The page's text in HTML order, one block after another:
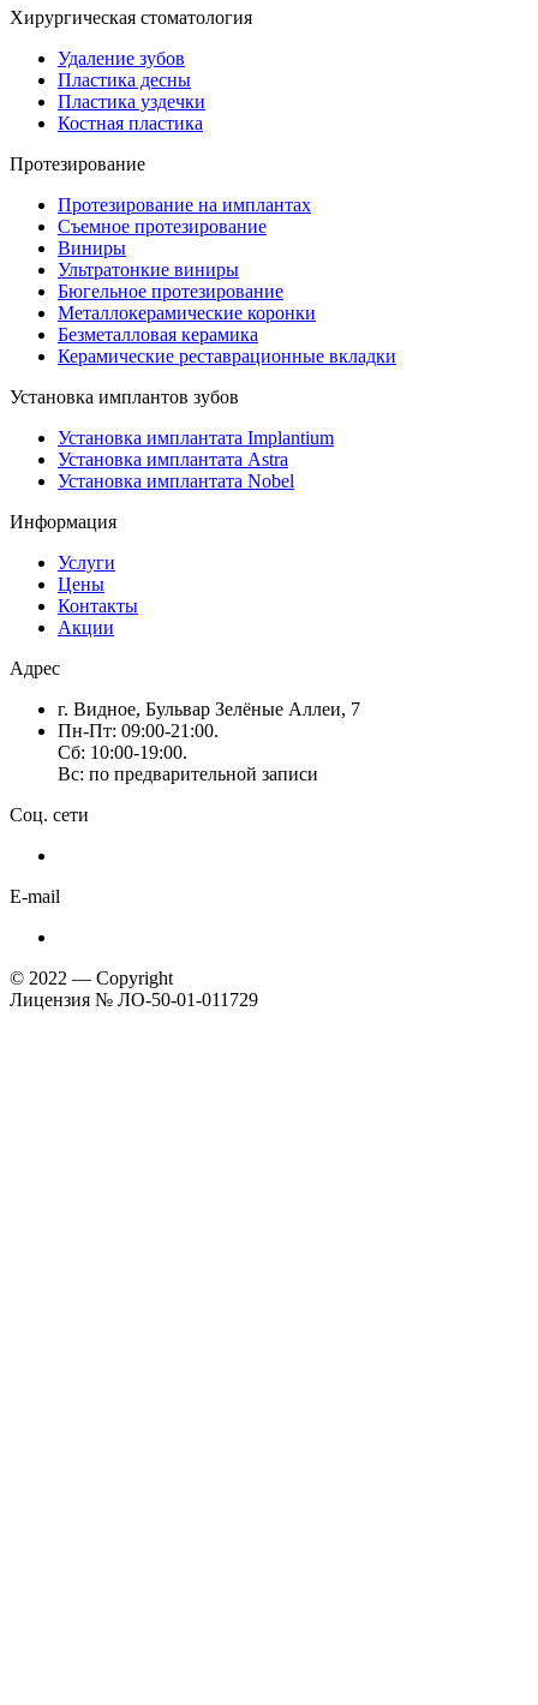
Хирургическая стоматология
Удаление зубов
Пластика десны
Пластика уздечки
Костная пластика
Протезирование
Протезирование на имплантах
Съемное протезирование
Виниры
Ультратонкие виниры
Бюгельное протезирование
Металлокерамические коронки
Безметалловая керамика
Керамические реставрационные вкладки
Установка имплантов зубов
Установка имплантата Implantium
Установка имплантата Astra
Установка имплантата Nobel
Информация
Услуги
Цены
Контакты
Акции
Адрес
г. Видное, Бульвар Зелёные Аллеи, 7
Пн-Пт: 09:00-21:00.
Сб: 10:00-19:00.
Вс: по предварительной записи
Соц. сети
E-mail
© 2022 — Copyright
Лицензия № ЛО-50-01-011729